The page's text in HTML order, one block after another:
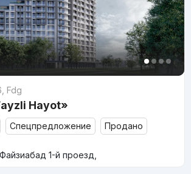
Fdg
Hayot»
Спецпредложение Продано
1-й проезд,